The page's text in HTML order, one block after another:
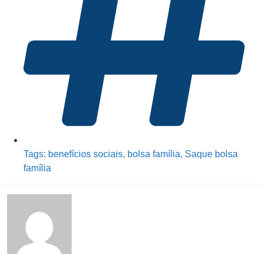
Tags: benefícios sociais, bolsa família, Saque bolsa
família